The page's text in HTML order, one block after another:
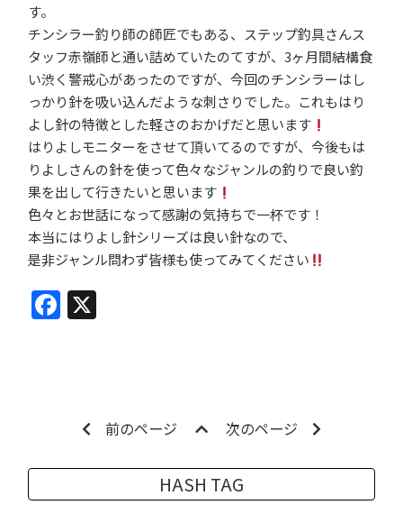
す。
チンシラー釣り師の師匠でもある、ステップ釣具さんス
タッフ赤嶺師と通い詰めていたのてすが、3ヶ月間結構食
い渋く警戒心があったのですが、今回のチンシラーはし
っかり針を吸い込んだような刺さりでした。これもはり
よし針の特徴とした軽さのおかげだと思います
はりよしモニターをさせて頂いてるのですが、今後もは
りよしさんの針を使って色々なジャンルの釣りで良い釣
果を出して行きたいと思います
色々とお世話になって感謝の気持ちで一杯です！
本当にはりよし針シリーズは良い針なので、
是非ジャンル問わず皆様も使ってみてください
Facebook
前のページ 次のページ
HASH TAG